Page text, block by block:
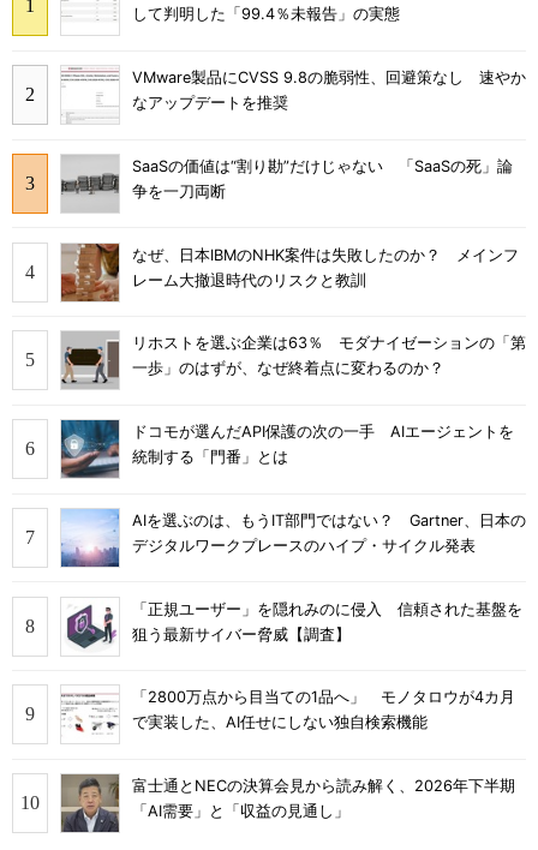
して判明した「99.4％未報告」の実態
VMware製品にCVSS 9.8の脆弱性、回避策なし 速やか
なアップデートを推奨
SaaSの価値は“割り勘”だけじゃない 「SaaSの死」論
争を一刀両断
なぜ、日本IBMのNHK案件は失敗したのか？ メインフ
レーム大撤退時代のリスクと教訓
リホストを選ぶ企業は63％ モダナイゼーションの「第
一歩」のはずが、なぜ終着点に変わるのか？
ドコモが選んだAPI保護の次の一手 AIエージェントを
統制する「門番」とは
AIを選ぶのは、もうIT部門ではない？ Gartner、日本の
デジタルワークプレースのハイプ・サイクル発表
「正規ユーザー」を隠れみのに侵入 信頼された基盤を
狙う最新サイバー脅威【調査】
「2800万点から目当ての1品へ」 モノタロウが4カ月
で実装した、AI任せにしない独自検索機能
富士通とNECの決算会見から読み解く、2026年下半期
「AI需要」と「収益の見通し」